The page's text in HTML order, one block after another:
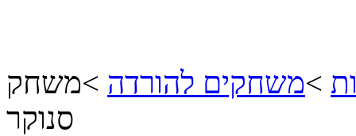
>משחקים להורדה >משחק
סנוקר